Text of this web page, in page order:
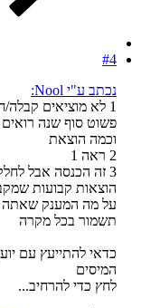
#4
נכתב ע"י Nool:
1 לא מוציאים קבלה/חשבונית
פשוט סוף שנה
וכמה הוצאת
2 ראה 1
3 זה הכנסה אבל
הוצאות קבועות
על מה המענק שאתה
תשמור בכל מקרה
כדאי להתייעץ עם
המיסים
לחץ כדי להרחיב...